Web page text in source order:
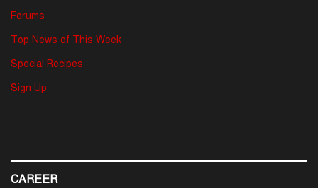
Forums
Top News of This Week
Special Recipes
Sign Up
CAREER